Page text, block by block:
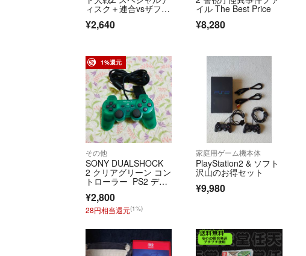
ィスク＋連合vsザフト
¥2,640
イル The Best Price
¥8,280
1%還元
その他
SONY DUALSHOCK
2 クリアグリーン コン
トローラー PS2 デュ
アルショック2
¥2,800
28円相当還元(1%)
家庭用ゲーム機本体
PlayStation2 & ソフト
沢山のお得セット
¥9,980